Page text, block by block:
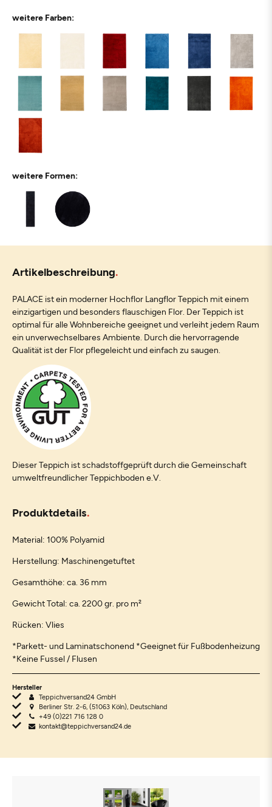
weitere Farben:
weitere Formen:
Artikelbeschreibung
PALACE ist ein moderner Hochflor Langflor Teppich mit einem
einzigartigen und besonders flauschigen Flor. Der Teppich ist
optimal für alle Wohnbereiche geeignet und verleiht jedem Raum
ein unverwechselbares Ambiente. Durch die hervorragende
Qualität ist der Flor pflegeleicht und einfach zu saugen.
Dieser Teppich ist schadstoffgeprüft durch die Gemeinschaft
umweltfreundlicher Teppichboden e.V.
Produktdetails
Material: 100% Polyamid
Herstellung: Maschinengetuftet
Gesamthöhe: ca. 36 mm
Gewicht Total: ca. 2200 gr. pro m²
Rücken: Vlies
*Parkett- und Laminatschonend *Geeignet für Fußbodenheizung
*Keine Fussel / Flusen
Hersteller
Teppichversand24 GmbH
Berliner Str. 2-6, (51063 Köln), Deutschland
+49 (0)221 716 128 0
kontakt@teppichversand24.de